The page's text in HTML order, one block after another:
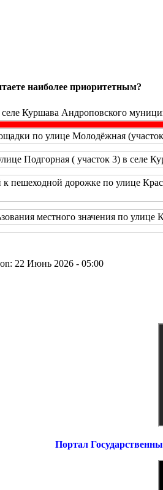
наиболее приоритетным?
Куршава Андроповского
по улице Молодёжная
Подгорная ( участок 3) в селе
к пешеходной дорожке по улице
местного значения по
on: 22 Июнь 2026 - 05:00
Портал